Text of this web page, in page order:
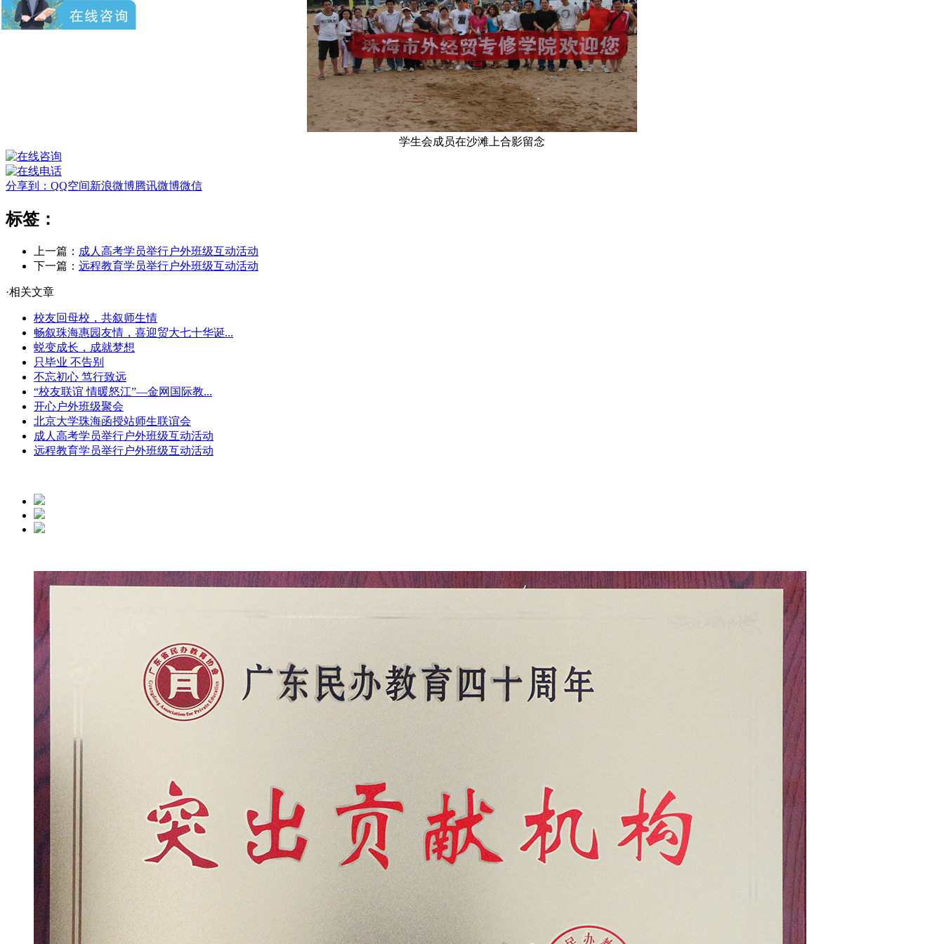
学生会成员在沙滩上合影留念
分享到： QQ空间新浪微博腾讯微博微信
标签：
上一篇： 成人高考学员举行户外班级互动活动
下一篇： 远程教育学员举行户外班级互动活动
·相关文章
校友回母校，共叙师生情
畅叙珠海惠园友情，喜迎贸大七十华诞...
蜕变成长，成就梦想
只毕业 不告别
不忘初心 笃行致远
“校友联谊 情暖怒江”—金网国际教...
开心户外班级聚会
北京大学珠海函授站师生联谊会
成人高考学员举行户外班级互动活动
远程教育学员举行户外班级互动活动